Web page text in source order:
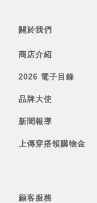
關於我們
商店介紹
2026 電子目錄
品牌大使
新聞報導
上傳穿搭領購物金
顧客服務